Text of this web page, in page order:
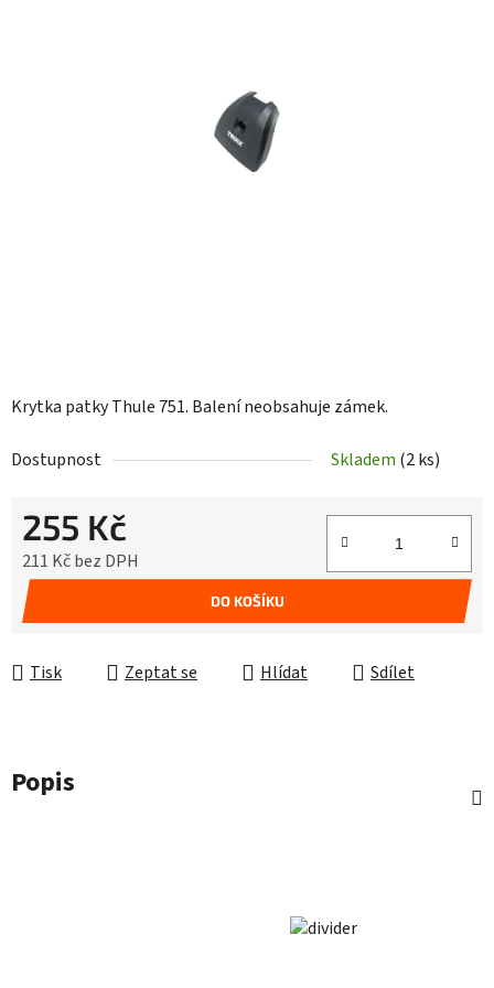
Krytka patky Thule 751. Balení neobsahuje zámek.
Dostupnost Skladem (2 ks)
255 Kč
211 Kč bez DPH
Měrná cena:
DO KOŠÍKU
Tisk Zeptat se Hlídat Sdílet
Popis